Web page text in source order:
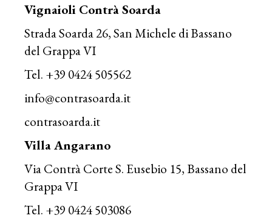
Vignaioli Contrà Soarda
Strada Soarda 26, San Michele di Bassano
del Grappa VI
Tel. +39 0424 505562
info@contrasoarda.it
contrasoarda.it
Villa Angarano
Via Contrà Corte S. Eusebio 15, Bassano del
Grappa VI
Tel. +39 0424 503086